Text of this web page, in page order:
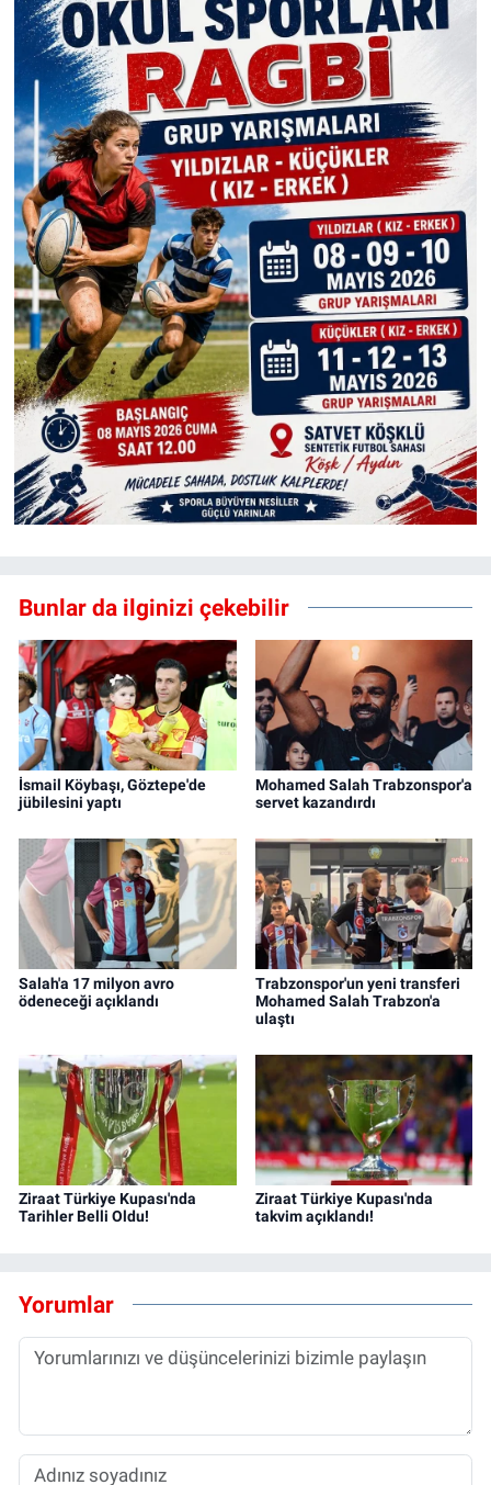
Bunlar da ilginizi çekebilir
İsmail Köybaşı, Göztepe'de
jübilesini yaptı
Mohamed Salah Trabzonspor'a
servet kazandırdı
Salah'a 17 milyon avro
ödeneceği açıklandı
Trabzonspor'un yeni transferi
Mohamed Salah Trabzon'a
ulaştı
Ziraat Türkiye Kupası'nda
Tarihler Belli Oldu!
Ziraat Türkiye Kupası'nda
takvim açıklandı!
Yorumlar